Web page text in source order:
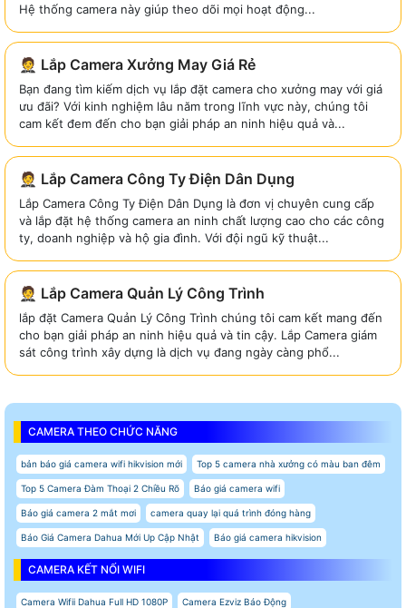
Hệ thống camera này giúp theo dõi mọi hoạt động...
🤵 Lắp Camera Xưởng May Giá Rẻ
Bạn đang tìm kiếm dịch vụ lắp đặt camera cho xưởng may với giá
ưu đãi? Với kinh nghiệm lâu năm trong lĩnh vực này, chúng tôi
cam kết đem đến cho bạn giải pháp an ninh hiệu quả và...
🤵 Lắp Camera Công Ty Điện Dân Dụng
Lắp Camera Công Ty Điện Dân Dụng là đơn vị chuyên cung cấp
và lắp đặt hệ thống camera an ninh chất lượng cao cho các công
ty, doanh nghiệp và hộ gia đình. Với đội ngũ kỹ thuật...
🤵 Lắp Camera Quản Lý Công Trình
lắp đặt Camera Quản Lý Công Trình chúng tôi cam kết mang đến
cho bạn giải pháp an ninh hiệu quả và tin cậy. Lắp Camera giám
sát công trình xây dựng là dịch vụ đang ngày càng phổ...
CAMERA THEO CHỨC NĂNG
bản báo giá camera wifi hikvision mới Top 5 camera nhà xưởng có màu ban đêm
Top 5 Camera Đàm Thoại 2 Chiều Rõ Báo giá camera wifi
Báo giá camera 2 mắt mơi camera quay lại quá trình đóng hàng
Báo Giá Camera Dahua Mới Up Cập Nhật Báo giá camera hikvision
CAMERA KẾT NỐI WIFI
Camera Wifii Dahua Full HD 1080P Camera Ezviz Báo Động